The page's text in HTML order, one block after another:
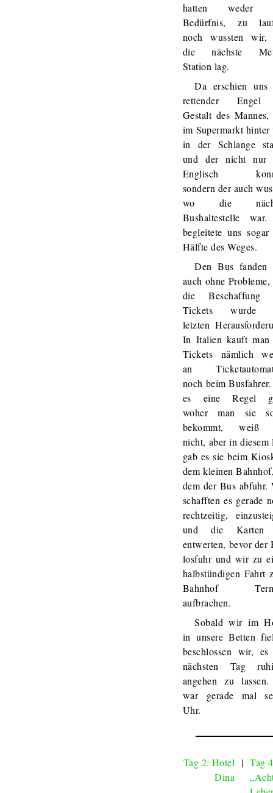
hatten weder
Bedürfnis, zu
noch wussten wir,
die nächste
Station lag.
Da erschien uns
rettender
Gestalt des Mannes,
im Supermarkt hinter
in der Schlange
und der nicht nur
Englisch
sondern der auch
wo die
Bushaltestelle
begleitete uns
Hälfte des Weges.
Den Bus fanden
auch ohne
die Beschaffung
Tickets wurde
letzten
In Italien kauft man
Tickets nämlich
an
noch beim
es eine Regel
woher man sie
bekommt, weiß
nicht, aber in diesem
gab es sie beim
dem kleinen
dem der Bus abfuhr.
schafften es gerade
rechtzeitig,
und die Karten
entwerten, bevor der
losfuhr und wir zu
halbstündigen Fahrt
Bahnhof
aufbrachen.
Sobald wir im
in unsere Betten
beschlossen wir, es
nächsten Tag
angehen zu
war gerade mal
Uhr.
Tag 2: Hotel
Dina
| Tag